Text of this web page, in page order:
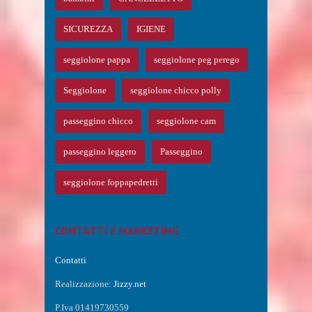
SICUREZZA IGIENE
seggiolone pappa seggiolone peg perego
Seggiolone seggiolone chicco polly
passeggino chicco seggiolone cam
passeggino leggero Passeggino
seggiolone foppapedretti
CONTATTI E MARKETING
Contatti
Realizzazione: Jizzy.net
P.Iva 01419730559